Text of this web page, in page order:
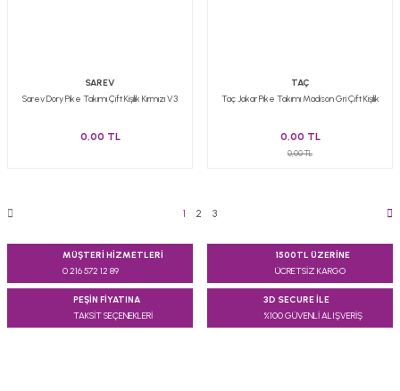
SAREV
Sarev Dory Pike Takımı Çift Kişilik Kırmızı V3
0,00 TL
TAÇ
Taç Jakar Pike Takımı Madison Gri Çift Kişilik
0,00 TL
0,00 TL
1 2 3
MÜŞTERİ HİZMETLERİ
0 216 572 12 89
1500TL ÜZERİNE
ÜCRETSİZ KARGO
PEŞİN FİYATINA
TAKSİT SEÇENEKLERİ
3D SECURE İLE
%100 GÜVENLİ ALIŞVERİŞ